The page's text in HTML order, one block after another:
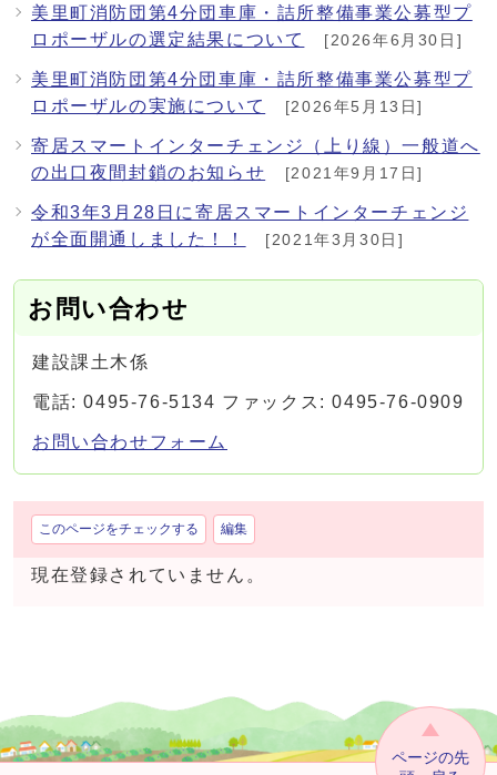
美里町消防団第4分団車庫・詰所整備事業公募型プ
ロポーザルの選定結果について
[2026年6月30日]
美里町消防団第4分団車庫・詰所整備事業公募型プ
ロポーザルの実施について
[2026年5月13日]
寄居スマートインターチェンジ（上り線）一般道へ
の出口夜間封鎖のお知らせ
[2021年9月17日]
令和3年3月28日に寄居スマートインターチェンジ
が全面開通しました！！
[2021年3月30日]
お問い合わせ
建設課土木係
電話: 0495-76-5134 ファックス: 0495-76-0909
お問い合わせフォーム
このページをチェックする 編集
現在登録されていません。
ページの先